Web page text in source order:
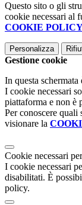
Questo sito o gli
cookie necessari al
COOKIE
Personalizza
Gestione cookie
In questa
I cookie necessari
piattaforma e non è
Per conoscere quali
visionare la
Cookie necessari
I cookie necessari
disabilitati. È
policy.